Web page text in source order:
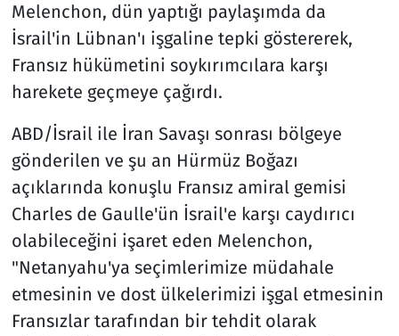
Melenchon, dün yaptığı paylaşımda da
İsrail'in Lübnan'ı işgaline tepki göstererek,
Fransız hükümetini soykırımcılara karşı
harekete geçmeye çağırdı.
ABD/İsrail ile İran Savaşı sonrası bölgeye
gönderilen ve şu an Hürmüz Boğazı
açıklarında konuşlu Fransız amiral gemisi
Charles de Gaulle'ün İsrail'e karşı caydırıcı
olabileceğini işaret eden Melenchon,
"Netanyahu'ya seçimlerimize müdahale
etmesinin ve dost ülkelerimizi işgal etmesinin
Fransızlar tarafından bir tehdit olarak